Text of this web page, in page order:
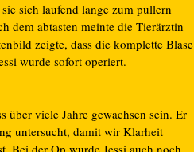
sich laufend lange zum pullern
dem abtasten meinte die Tierärztin
zeigte, dass die komplette Blase
wurde sofort operiert.
über viele Jahre gewachsen sein. Er
untersucht, damit wir Klarheit
Bei der Op wurde Jessi auch noch